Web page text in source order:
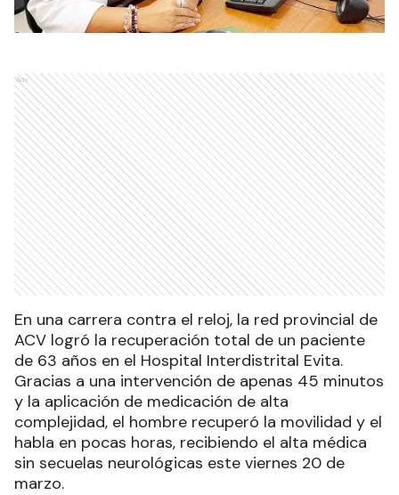
Ads
En una carrera contra el reloj, la red provincial de
ACV logró la recuperación total de un paciente
de 63 años en el Hospital Interdistrital Evita.
Gracias a una intervención de apenas 45 minutos
y la aplicación de medicación de alta
complejidad, el hombre recuperó la movilidad y el
habla en pocas horas, recibiendo el alta médica
sin secuelas neurológicas este viernes 20 de
marzo.